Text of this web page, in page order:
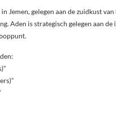
Jemen, gelegen aan de zuidkust
Aden is strategisch gelegen aan de